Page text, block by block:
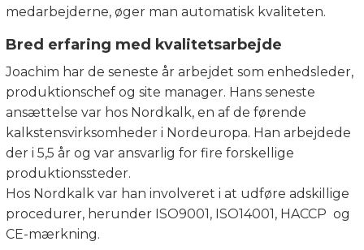
medarbejderne, øger man automatisk kvaliteten.
Bred erfaring med kvalitetsarbejde
Joachim har de seneste år arbejdet som enhedsleder,
produktionschef og site manager. Hans seneste
ansættelse var hos Nordkalk, en af de førende
kalkstensvirksomheder i Nordeuropa. Han arbejdede
der i 5,5 år og var ansvarlig for fire forskellige
produktionssteder.
Hos Nordkalk var han involveret i at udføre adskillige
procedurer, herunder ISO9001, ISO14001, HACCP og
CE-mærkning.